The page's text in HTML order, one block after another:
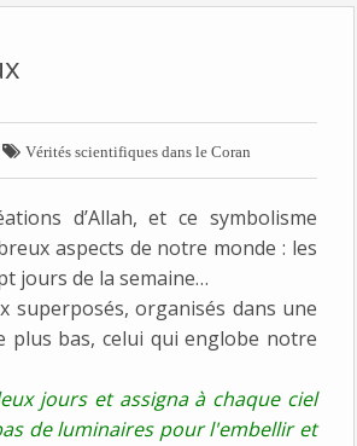
 Vérités scientifiques dans le Coran
d’Allah, et ce symbolisme
aspects de notre monde : les
jours de la semaine…
superposés, organisés dans une
plus bas, celui qui englobe notre
jours et assigna à chaque ciel
de luminaires pour l'embellir et